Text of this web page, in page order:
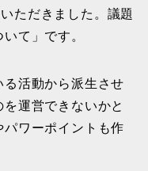
ただきました。議題
て」です。
る活動から派生させ
運営できないかと
ワーポイントも作